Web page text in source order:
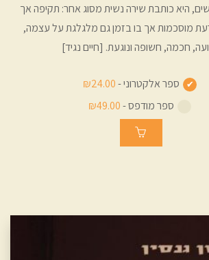
היא כותבת שירה נשית מסוג אחר: תקיפה אך
מוסכמות אך בו בזמן גם מלגלגת על עצמה,
חכמה, חשופה ונוגעת. [חיים נגיד]
ספר אלקטרוני -₪24.00
ספר מודפס -₪49.00